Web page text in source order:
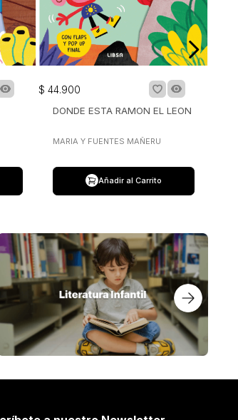
$ 44.900
DONDE ESTA RAMON EL LEON
MARIA Y FUENTES MAÑERU
Añadir al Carrito